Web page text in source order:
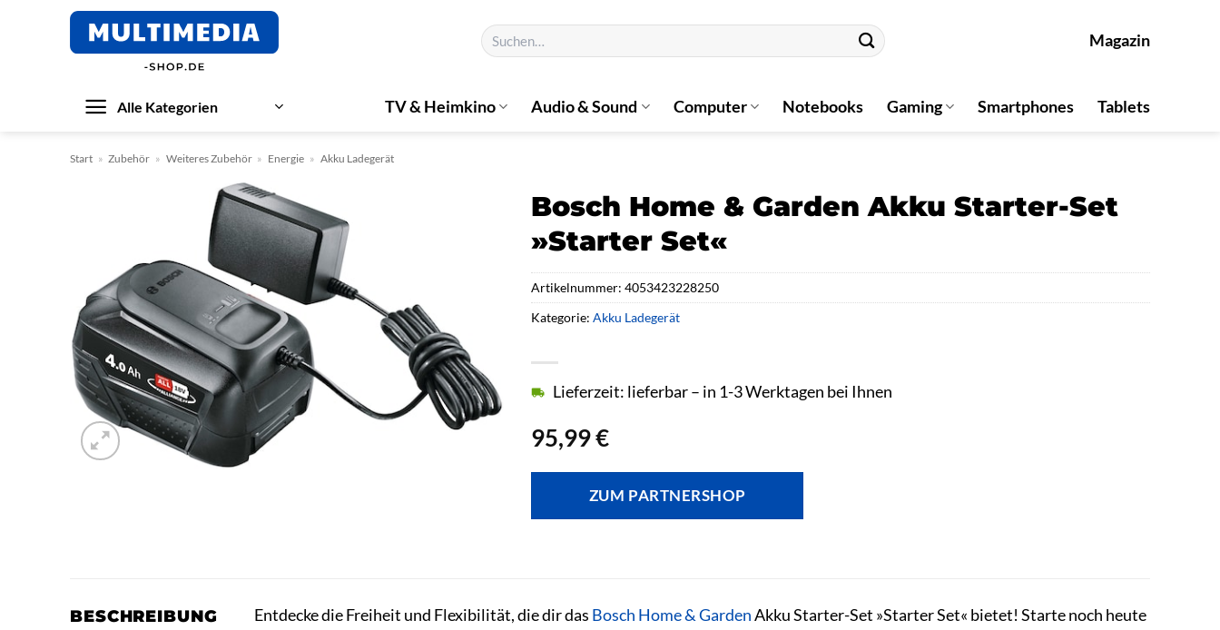
Suchen
nach:
Magazin
Alle Kategorien TV & Heimkino Audio & Sound Computer Notebooks Gaming Smartphones Tablets
Start » Zubehör » Weiteres Zubehör » Energie » Akku Ladegerät
Bosch Home & Garden Akku Starter-Set
»Starter Set«
95,99€
Lieferzeit: lieferbar – in 1-3 Werktagen bei Ihnen
ZUM PARTNERSHOP
Artikelnummer:4053423228250
Kategorie:Akku Ladegerät
BESCHREIBUNG Entdecke die Freiheit und Flexibilität, die dir das Bosch Home & GardenAkku Starter-Set »Starter Set« bietet! Starte noch heute